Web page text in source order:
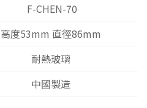
F-CHEN-70
高度53mm 直徑86mm
耐熱玻璃
中國製造